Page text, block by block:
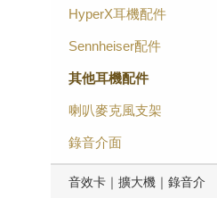
HyperX耳機配件
Sennheiser配件
其他耳機配件
喇叭麥克風支架
錄音介面
音效卡｜擴大機｜錄音介